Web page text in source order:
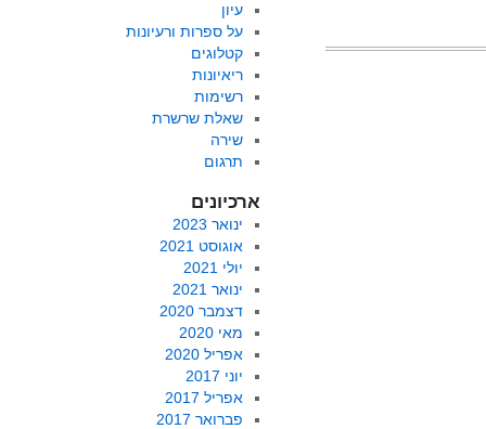
עיון
על ספרות ורעיונות
קטלוגים
ריאיונות
רשימות
שאלת שרשרת
שירה
תרגום
ארכיונים
ינואר 2023
אוגוסט 2021
יולי 2021
ינואר 2021
דצמבר 2020
מאי 2020
אפריל 2020
יוני 2017
אפריל 2017
פברואר 2017